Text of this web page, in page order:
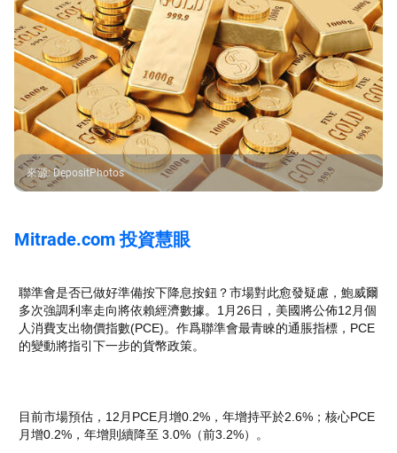
來源:DepositPhotos
Mitrade.com 投資慧眼
聯準會是否已做好準備按下降息按鈕？市場對此愈發疑慮，鮑威爾
多次強調利率走向將依賴經濟數據。1月26日，美國將公佈12月個
人消費支出物價指數(PCE)。作爲聯準會最青睞的通脹指標，PCE
的變動將指引下一步的貨幣政策。
目前市場預估，12月PCE月增0.2%，年增持平於2.6%；核心PCE
月增0.2%，年增則續降至 3.0%（前3.2%）。